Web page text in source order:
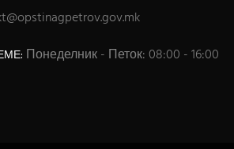
Понеделник - Петок: 08:00 - 16:00